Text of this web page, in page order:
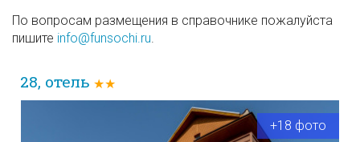
По вопросам размещения в справочнике пожалуйста
пишите info@funsochi.ru
28, отель ★★
+18 фото